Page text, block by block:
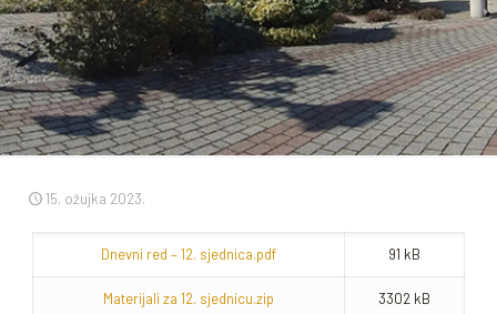
15. ožujka 2023.
Dnevni red – 12. sjednica.pdf 91 kB
Materijali za 12. sjednicu.zip 3302 kB